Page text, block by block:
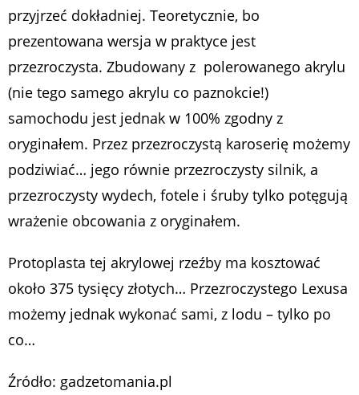
przyjrzeć dokładniej. Teoretycznie, bo
prezentowana wersja w praktyce jest
przezroczysta. Zbudowany z polerowanego akrylu
(nie tego samego akrylu co paznokcie!)
samochodu jest jednak w 100% zgodny z
oryginałem. Przez przezroczystą karoserię możemy
podziwiać… jego równie przezroczysty silnik, a
przezroczysty wydech, fotele i śruby tylko potęgują
wrażenie obcowania z oryginałem.
Protoplasta tej akrylowej rzeźby ma kosztować
około 375 tysięcy złotych… Przezroczystego Lexusa
możemy jednak wykonać sami, z lodu – tylko po
co…
Źródło: gadzetomania.pl